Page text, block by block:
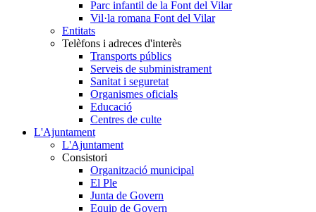
Parc infantil de la Font del Vilar
Vil·la romana Font del Vilar
Entitats
Telèfons i adreces d'interès
Transports públics
Serveis de subministrament
Sanitat i seguretat
Organismes oficials
Educació
Centres de culte
L'Ajuntament
L'Ajuntament
Consistori
Organització municipal
El Ple
Junta de Govern
Equip de Govern